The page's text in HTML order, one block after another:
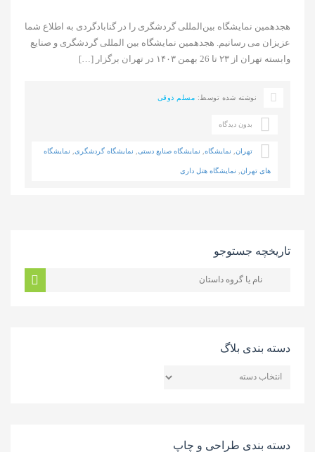
هجدهمین نمایشگاه بین‌المللی گردشگری را در گنابادگردی به اطلاع شما
عزیزان می رسانیم. هجدهمین نمایشگاه بین المللی گردشگری و صنایع
وابسته تهران از ۲۳ تا 26 بهمن ۱۴۰۳ در تهران برگزار […]
نوشته شده توسط: مسلم ذوقی
بدون دیدگاه
تهران نمایشگاه نمایشگاه صنایع دستی نمایشگاه گردشگری نمایشگاه
های تهران نمایشگاه هتل داری
تاریخچه جستوجو
دسته بندی بلاگ
دسته بندی طراحی و چاپ